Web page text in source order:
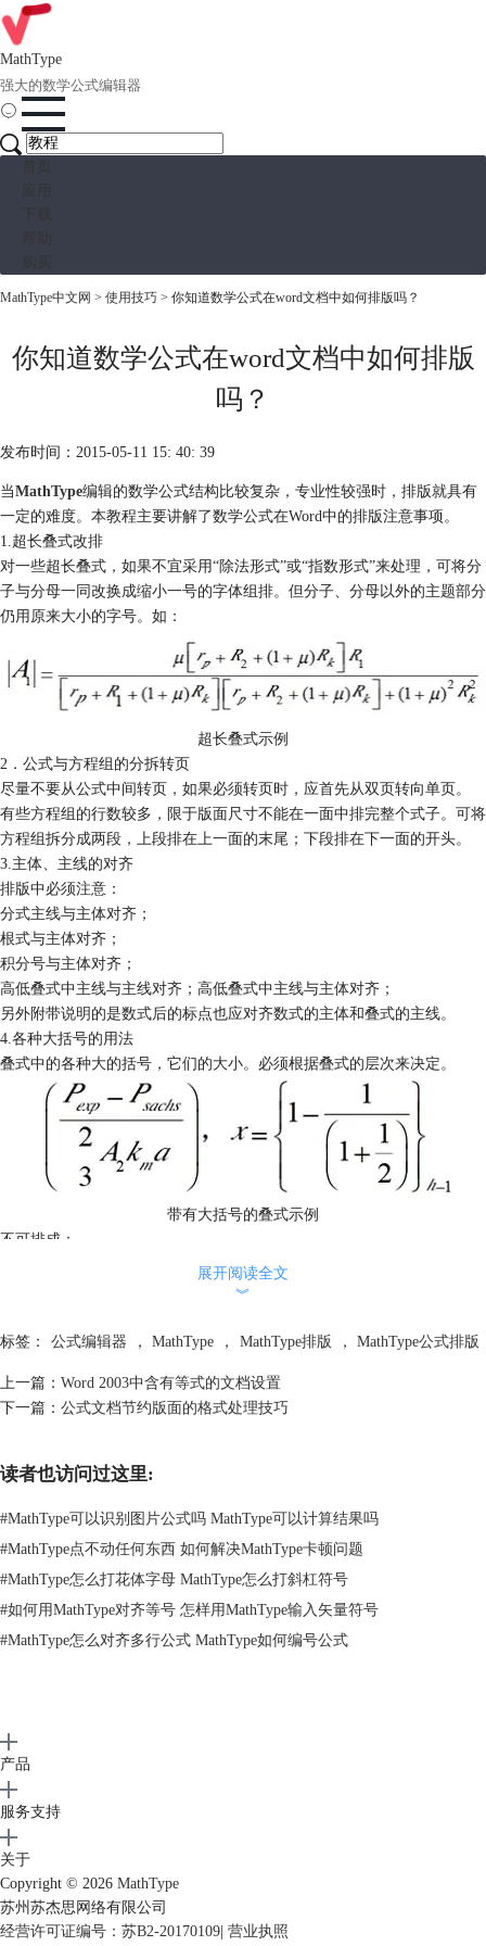
MathType
强大的数学公式编辑器
MathType中文网 > 使用技巧 > 你知道数学公式在word文档中如何排版吗？
你知道数学公式在word文档中如何排版
吗？
发布时间：2015-05-11 15: 40: 39
当MathType编辑的数学公式结构比较复杂，专业性较强时，排版就具有
一定的难度。本教程主要讲解了数学公式在Word中的排版注意事项。
1.超长叠式改排
对一些超长叠式，如果不宜采用“除法形式”或“指数形式”来处理，可将分
子与分母一同改换成缩小一号的字体组排。但分子、分母以外的主题部分
仍用原来大小的字号。如：
超长叠式示例
2．公式与方程组的分拆转页
尽量不要从公式中间转页，如果必须转页时，应首先从双页转向单页。
有些方程组的行数较多，限于版面尺寸不能在一面中排完整个式子。可将
方程组拆分成两段，上段排在上一面的末尾；下段排在下一面的开头。
3.主体、主线的对齐
排版中必须注意：
分式主线与主体对齐；
根式与主体对齐；
积分号与主体对齐；
高低叠式中主线与主线对齐；高低叠式中主线与主体对齐；
另外附带说明的是数式后的标点也应对齐数式的主体和叠式的主线。
4.各种大括号的用法
叠式中的各种大的括号，它们的大小。必须根据叠式的层次来决定。
带有大括号的叠式示例
不可排成：
带有大括号的叠式错误排版示例
题，这个问题如果处理不好，就会影响版面的美观。就拿居中排公式来
此，应当注意一下几点：
（1）如果几个公式联在一起，而且长度差别不大时，应尽量从“=”处上下
对齐，这样排反而比绝对居中要好些。
公式联在一起的排版示例1
有些出版物要求公式前齐。这种版面容易出现版面空间不均衡的现象，如
果公式较短，版面右侧空间较大。但是这种版面也有一定的优点，首先，
由于公式前的空距相同，便于阅读。因为人们的阅读习惯是，当读完一行
后，习惯地将视线移到行首，如果公式较短时，视线就不必左右摆动。其
次，从实用意义上看，在版一侧留有较大的空间，便于阅读者批注。特别
展开阅读全文
︾
标签： 公式编辑器 ， MathType ， MathType排版 ， MathType公式排版
上一篇： Word 2003中含有等式的文档设置
下一篇： 公式文档节约版面的格式处理技巧
读者也访问过这里:
#MathType可以识别图片公式吗 MathType可以计算结果吗
#MathType点不动任何东西 如何解决MathType卡顿问题
#MathType怎么打花体字母 MathType怎么打斜杠符号
#如何用MathType对齐等号 怎样用MathType输入矢量符号
#MathType怎么对齐多行公式 MathType如何编号公式
产品
服务支持
关于
Copyright © 2026 MathType
苏州苏杰思网络有限公司
经营许可证编号：苏B2-20170109 营业执照